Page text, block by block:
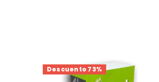
Descuento 73%